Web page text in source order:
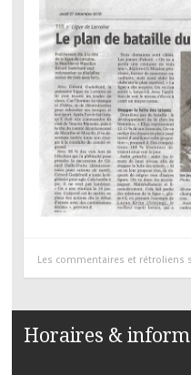
Les commentaires et rétroliens
Horaires &